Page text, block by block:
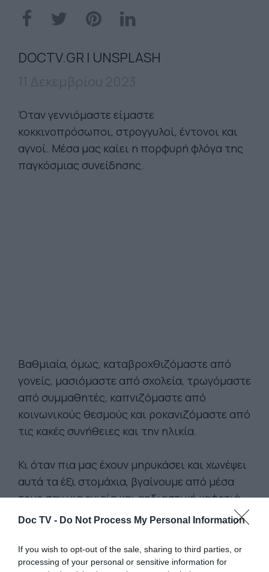
Doc TV - Do Not Process My Personal Information
If you wish to opt-out of the sale, sharing to third parties, or
processing of your personal or sensitive information for
DOCTV.GR | UNSPLASH
Όταν γεννιόμαστε είμαστε
κοκκινοπρόσωποι, στρογγυλοί, έντονοι και
αγνοί. Μέσα μας καίει η πορφυρή φλόγα της
παγκόσμιας συνείδησης.
Βαθμιαία, όμως, καταβροχθιζόμαστε από
γονείς, μασιόμαστε από σχολεία, τρωγόμαστε
από συμμαθητές, καπνιζόμαστε από
κοινωνικούς θεσμούς και ροκανιζόμαστε από
τις κακές συνήθειες και την ηλικία.
Κι όταν πια μας έχουν μηρυκάσει και χωνέψει
αυτά τα έξι στομάχια, βγαίνουμε από μέσα
τους σαν μια ενιαία και αηδιαστική καφετιά
μάζα.
Το δίδαγμα, λοιπόν, του παντζαριού είναι το
εξής: Διατηρήστε τη θεϊκή κοκκινίλα σας, την